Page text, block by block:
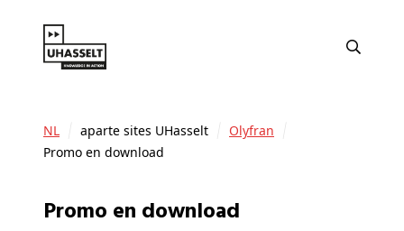
NL aparte sites UHasselt
Olyfran
Promo en download
Promo en download